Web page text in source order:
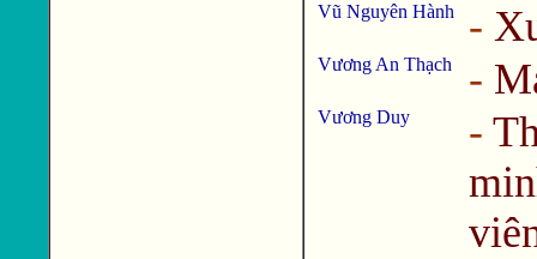
Vũ Nguyên Hành -
Vương An Thạch -
Vương Duy -